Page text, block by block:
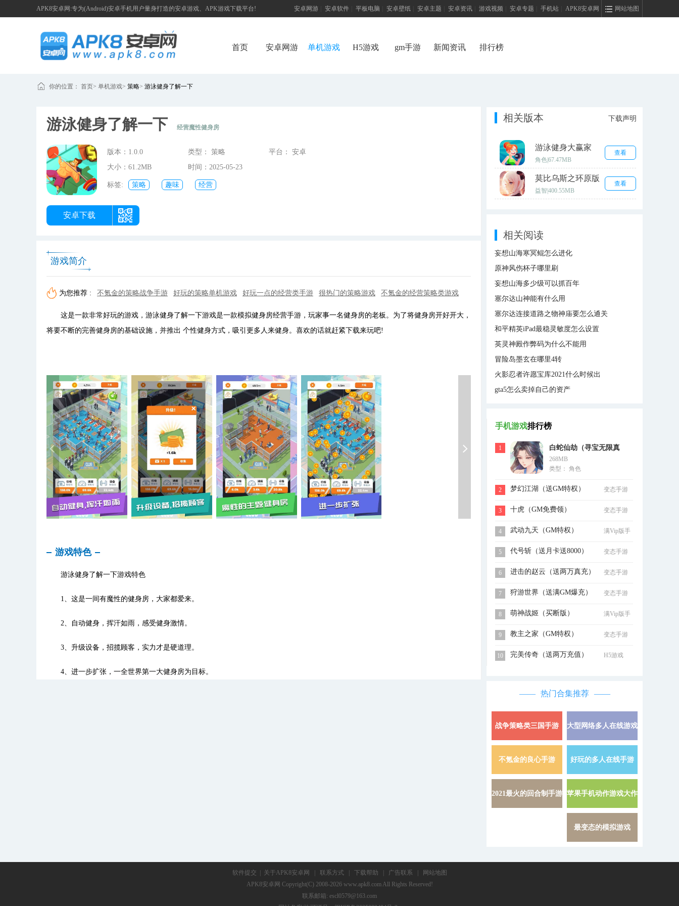
APK8安卓网:专为(Android)安卓手机用户量身打造的安卓游戏、APK游戏下载平台! 网站地图
安卓网游 安卓软件 平板电脑 安卓壁纸 安卓主题 安卓资讯 游戏视频 安卓专题 手机站 APK8安卓网
首页 安卓网游 单机游戏 H5游戏 gm手游 新闻资讯 排行榜
你的位置： 首页> 单机游戏> 策略> 游泳健身了解一下
游泳健身了解一下 经营魔性健身房
版本：1.0.0 类型： 策略
平台： 安卓
大小：61.2MB
时间：2025-05-23
08:19:37
标签: 策略 趣味 经营
安卓下载
游戏简介
为您推荐 : 不氪金的策略战争手游 好玩的策略单机游戏 好玩一点的经营类手游 很热门的策略游戏 不氪金的经营策略类游戏
这是一款非常好玩的游戏，游泳健身了解一下游戏是一款模拟健身房经营手游，玩家事一名健身房的老板。为了将健身房开好开大，
将要不断的完善健身房的基础设施，并推出 个性健身方式，吸引更多人来健身。喜欢的话就赶紧下载来玩吧!
游戏特色
游泳健身了解一下游戏特色
1、这是一间有魔性的健身房，大家都爱来。
2、自动健身，挥汗如雨，感受健身激情。
3、升级设备，招揽顾客，实力才是硬道理。
4、进一步扩张，一全世界第一大健身房为目标。
相关版本 下载声明
游泳健身大赢家
角色67.47MB
查看
莫比乌斯之环原版
益智400.55MB
查看
相关阅读
妄想山海寒冥鲲怎么进化
原神风伤杯子哪里刷
妄想山海多少级可以抓百年
塞尔达山神能有什么用
塞尔达连接道路之物神庙要怎么通关
和平精英iPad最稳灵敏度怎么设置
英灵神殿作弊码为什么不能用
冒险岛墨玄在哪里4转
火影忍者许愿宝库2021什么时候出
gta5怎么卖掉自己的资产
手机游戏排行榜
1
白蛇仙劫（寻宝无限真
充）
268MB
类型： 角色
2 梦幻江湖（送GM特权） 变态手游
3 十虎（GM免费领） 变态手游
4 武动九天（GM特权）
满Vip版手
5
代号斩（送月卡送8000） 变态手游
6 进击的赵云（送两万真充） 变态手游
7 狩游世界（送满GM爆充） 变态手游
8 萌神战姬（买断版）
满Vip版手
9
教主之家（GM特权） 变态手游
10 完美传奇（送两万充值） H5游戏
热门合集推荐
战争策略类三国手游 详情 »
大型网络多人在线游戏
不氪金的良心手游 详情 »
好玩的多人在线手游
2021最火的回合制手游 详情 »
苹果手机动作游戏大作
最变态的模拟游戏
软件提交 关于APK8安卓网 联系方式 下载帮助 广告联系
网站地图
APK8安卓网 Copyright(C) 2008-2026 www.apk8.com All Rights Reserved!
联系邮箱: escl0579@163.com